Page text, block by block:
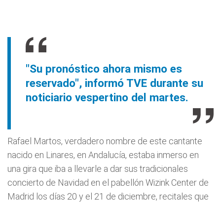
"Su pronóstico ahora mismo es
reservado", informó TVE durante su
noticiario vespertino del martes.
Rafael Martos, verdadero nombre de este cantante
nacido en Linares, en Andalucía, estaba inmerso en
una gira que iba a llevarle a dar sus tradicionales
concierto de Navidad en el pabellón Wizink Center de
Madrid los días 20 y el 21 de diciembre, recitales que